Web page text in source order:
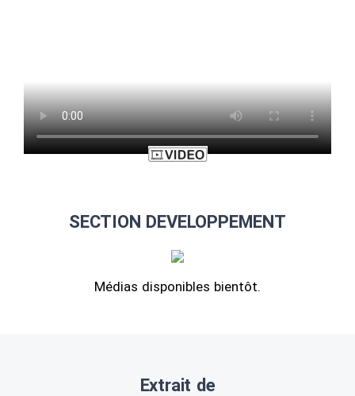
SECTION DEVELOPPEMENT
Médias disponibles bientôt.
Extrait de